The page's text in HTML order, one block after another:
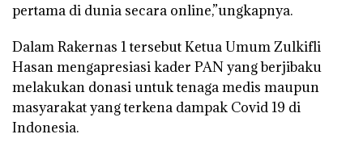
pertama di dunia secara online,”ungkapnya.
Dalam Rakernas 1 tersebut Ketua Umum Zulkifli
Hasan mengapresiasi kader PAN yang berjibaku
melakukan donasi untuk tenaga medis maupun
masyarakat yang terkena dampak Covid 19 di
Indonesia.